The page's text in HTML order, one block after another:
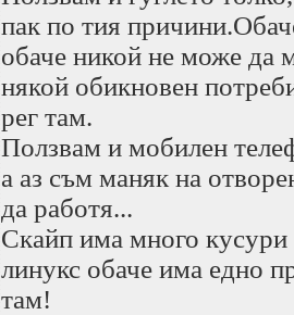
пак по тия
обаче никой не може да
някой обикновен
рег там.
Ползвам и мобилен
а аз съм маняк на
да работя...
Скайп има много
линукс обаче има едно
там!